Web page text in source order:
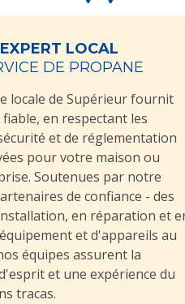
EXPERT LOCAL
DE PROPANE
locale de Supérieur fournit
en respectant les
et de réglementation
pour votre maison ou
Soutenues par notre
de confiance - des
en réparation et
et d'appareils au
équipes assurent la
et une expérience du
tracas.